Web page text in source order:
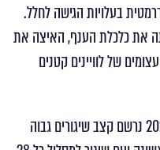
בעלויות הגישה לחלל.
את כלכלת הענף, האיצה את
של לוויינים קטנים
סוכנות החלל העולמית מציינת, כי ב־2025 נרשם קצב שיגורים גבוה